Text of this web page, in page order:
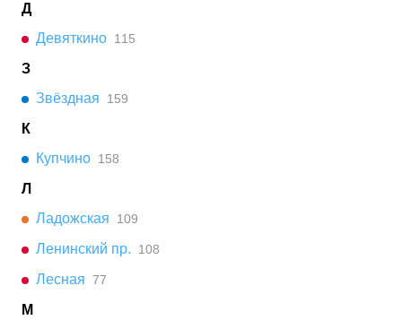
Д
Девяткино 115
З
Звёздная
159
К
Купчино 158
Л
Ладожская
109
Ленинский пр. 108
Лесная 77
М